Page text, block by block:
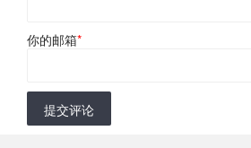
你的邮箱*
提交评论